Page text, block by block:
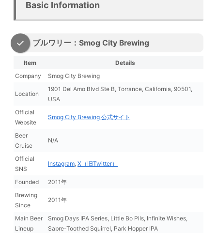
Basic Information
ブルワリー：Smog City Brewing
Item
Details
Company
Smog City Brewing
Location
1901 Del Amo Blvd Ste B, Torrance, California, 90501,
USA
Official
Website
Smog City Brewing 公式サイト
Beer
Cruise
N/A
Official
SNS
Instagram, X（旧Twitter）
Founded
2011年
Brewing
Since
2011年
Main Beer
Lineup
Smog Days IPA Series, Little Bo Pils, Infinite Wishes,
Sabre-Toothed Squirrel, Park Hopper IPA